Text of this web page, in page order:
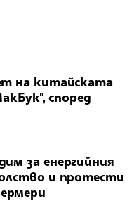
на китайската
според
за енергийния
и протести